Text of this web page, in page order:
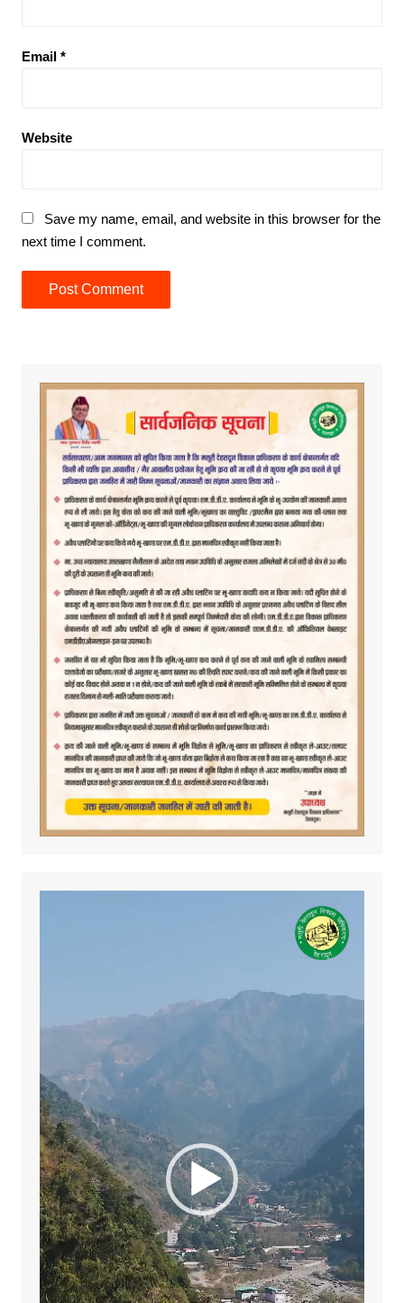
Email *
Website
Save my name, email, and website in this browser for the
next time I comment.